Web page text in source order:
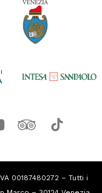
00187480272 – Tutti i